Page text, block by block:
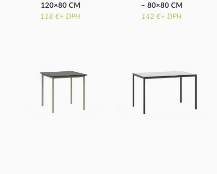
120×80 CM
LAMINÁTOVÁ DOSKA
118 €+ DPH
– 80×80 CM
KOMPAKTNÁ DOSKA
142 €+ DPH